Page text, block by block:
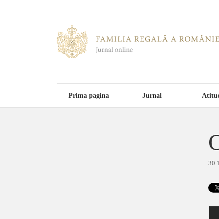
Prima pagina Jurnal